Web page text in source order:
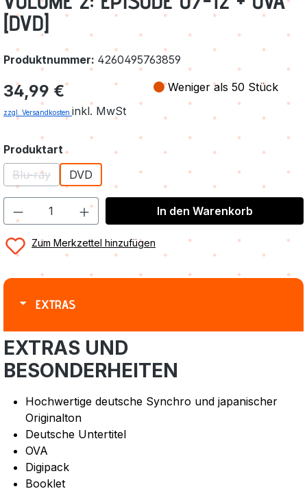
[DVD]
Produktnummer: 4260495763859
Regulärer Preis:
34,99 €
zzgl. Versandkosten inkl. MwSt
Weniger als 50 Stück
Produktartauswählen
Blu-ray
(Diese Option ist zurzeit nicht verfügbar.)
DVD
In den Warenkorb
Zum Merkzettel hinzufügen
EXTRAS
EXTRAS UND
BESONDERHEITEN
Hochwertige deutsche Synchro und japanischer
Originalton
Deutsche Untertitel
OVA
Digipack
Booklet